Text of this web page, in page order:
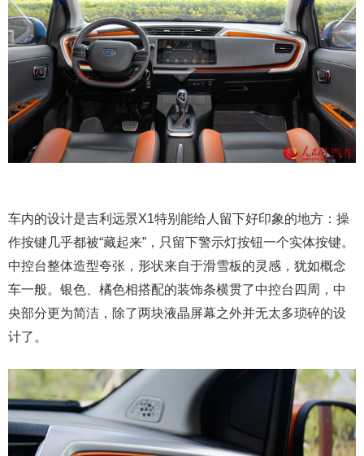
车内的设计是吉利远景X1特别能给人留下好印象的地方：操
作按键几乎都被“藏起来”，只留下警示灯按钮一个实体按键。
中控台整体造型夸张，形状来自于滑雪板的灵感，犹如概念
车一般。银色、橘色相搭配的装饰条横贯了中控台四周，中
央部分更为简洁，除了两块液晶屏幕之外并无太多琐碎的设
计了。